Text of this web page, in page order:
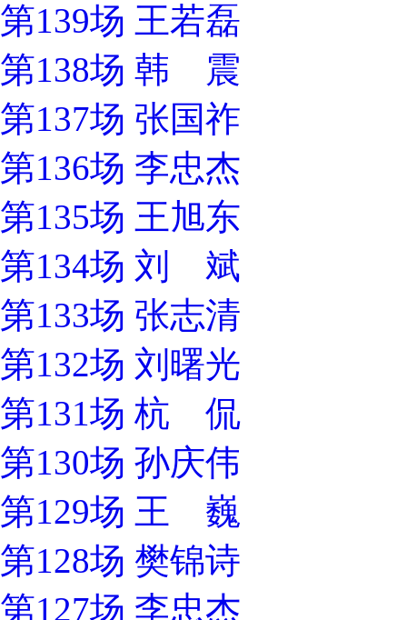
第139场 王若磊
第138场 韩 震
第137场 张国祚
第136场 李忠杰
第135场 王旭东
第134场 刘 斌
第133场 张志清
第132场 刘曙光
第131场 杭 侃
第130场 孙庆伟
第129场 王 巍
第128场 樊锦诗
第127场 李忠杰